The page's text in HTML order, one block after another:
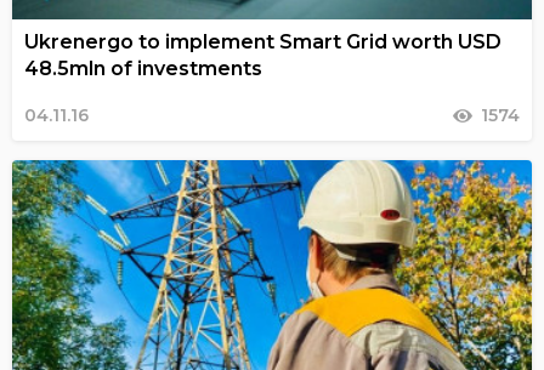
Ukrenergo to implement Smart Grid worth USD
48.5mln of investments
04.11.16 1574